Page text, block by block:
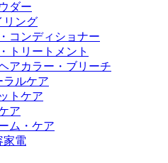
ダー
リング
コンディショナー
トリートメント
アカラー・ブリーチ
ラルケア
トケア
ア
ム・ケア
家電